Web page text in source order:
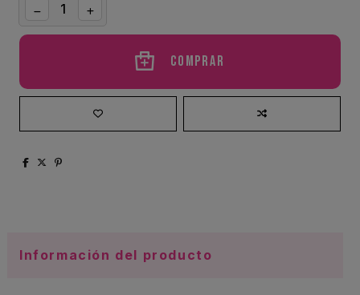
Comprar
Información del producto